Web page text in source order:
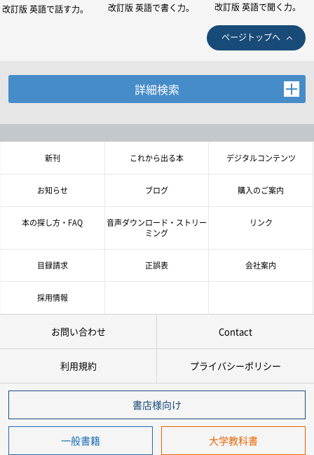
改訂版 英語で話す力。 改訂版 英語で書く力。 改訂版 英語で聞く力。
ページトップへ
詳細検索
情報を入力、選択後検索ボタンを押してください。
言 語
ジャンル
シリーズ レベル
発行年月 年 月 ～
新刊 これから出る本 デジタルコンテンツ
お知らせ ブログ 購入のご案内
本の探し方・FAQ
音声ダウンロード・ストリー
ミング
リンク
目録請求 正誤表 会社案内
採用情報
お問い合わせ Contact
利用規約 プライバシーポリシー
書店様向け
一般書籍 大学教科書